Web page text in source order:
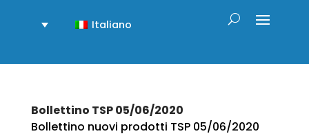
Italiano
Bollettino TSP 05/06/2020
Bollettino nuovi prodotti TSP 05/06/2020